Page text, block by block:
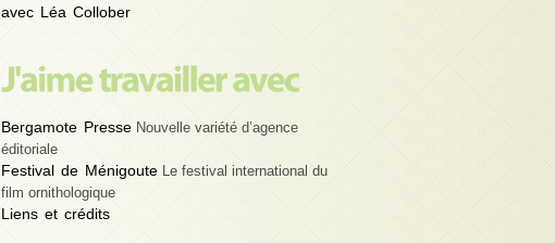
avec Léa Collober
Bergamote Presse Nouvelle variété d’agence
éditoriale
Festival de Ménigoute Le festival international du
film ornithologique
Liens et crédits